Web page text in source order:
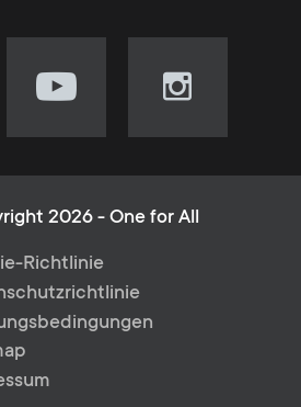
Visit
(opens
new
tab)
Visit
(opens
2026 - One for All
Richtlinie